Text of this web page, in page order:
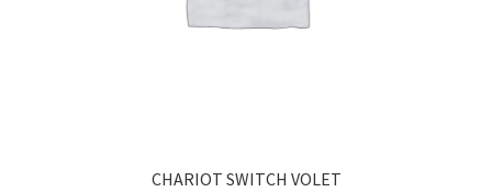
CHARIOT SWITCH VOLET